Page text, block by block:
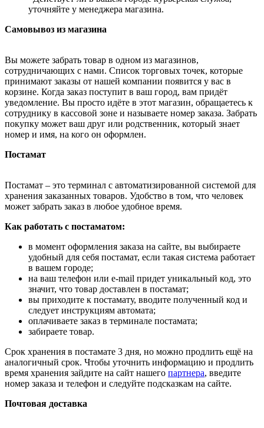
уточняйте у менеджера магазина.
Самовывоз из магазина
Вы можете забрать товар в одном из магазинов,
сотрудничающих с нами. Список торговых точек, которые
принимают заказы от нашей компании появится у вас в
корзине. Когда заказ поступит в ваш город, вам придёт
уведомление. Вы просто идёте в этот магазин, обращаетесь к
сотруднику в кассовой зоне и называете номер заказа. Забрать
покупку может ваш друг или родственник, который знает
номер и имя, на кого он оформлен.
Постамат
Постамат – это терминал с автоматизированной системой для
хранения заказанных товаров. Удобство в том, что человек
может забрать заказ в любое удобное время.
Как работать с постаматом:
в момент оформления заказа на сайте, вы выбираете
удобный для себя постамат, если такая система работает
в вашем городе;
на ваш телефон или e-mail придет уникальный код, это
значит, что товар доставлен в постамат;
вы приходите к постамату, вводите полученный код и
следует инструкциям автомата;
оплачиваете заказ в терминале постамата;
забираете товар.
Срок хранения в постамате 3 дня, но можно продлить ещё на
аналогичный срок. Чтобы уточнить информацию и продлить
время хранения зайдите на сайт нашего партнера, введите
номер заказа и телефон и следуйте подсказкам на сайте.
Почтовая доставка